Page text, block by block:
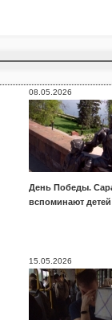
08.05.2026
День Победы.
вспоминают
15.05.2026